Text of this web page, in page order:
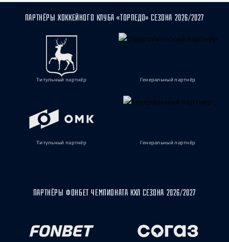
ПАРТНЁРЫ ХОККЕЙНОГО КЛУБА «ТОРПЕДО» СЕЗОНА 2026/2027
Титульный партнёр Генеральный партнёр
Титульный партнёр Генеральный партнёр
ПАРТНЁРЫ ФОНБЕТ ЧЕМПИОНАТА КХЛ СЕЗОНА 2026/2027